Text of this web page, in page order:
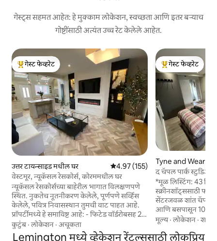
गेस्ट्स सहमत आहेत: हे मुक्काम लोकेशन, स्वच्छता आणि इतर बऱ्याच
गोष्टींसाठी अत्यंत उच्च रेट केलेले आहेत.
टॉप गेस्ट फेव्हरेट
गेस्ट फेव्हरेट
उत्तर टायन्साइड मधील घर 5 पैकी 4.97 सरासरी रेटिंग, 155 रिव्ह्यूज
4.97 (155)
वेस्टमूर, न्यूकॅसल रेसकोर्स, कोरममधील घर
न्यूकॅसल रेसकोर्सच्या बाहेरील भागात विलक्षणपणे
स्थित. नुकतेच नूतनीकरण केलेले, पूर्णपणे सर्व्हिस
केलेले, पवित्र निवासस्थान तुमची वाट पाहत आहे.
प्रॉपर्टीमध्ये हे समाविष्ट आहे: - फिटेड वॉर्डरोबसह 2
डबल बेडरूम्स - पहिल्या मजल्यापर्यंत पूर्ण बाथरूम -
तळमजल्यापर्यंत स्वतंत्र w/c - पूर्णपणे इंटिग्रेटेड
कुटुंब·लोकेशन · अचूकता
टॉप गेस्ट फेव्हरेट
गेस्ट फेव्हरेट
Tyne and Wear
द चॅपल पार्क स्टुडिओ
*मूळ लिस्टिंग: 43
स्क्रीनशॉट्ससाठी फोटोज
सेंटरजवळ शांत चॅपल
आणि बसपासून 10
अंतरावर आहे. एक
जलद वायफाय,
इलेक्ट्रिक हॉबसह
मूल्य·लोकेशन ·शांत
Lemington मध्ये व्हेकेशन रेंटल्ससाठी लोकप्रिय